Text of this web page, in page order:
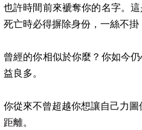
也許時間前來褫奪你的名字。
死亡時必得摒除身份，一絲不掛
曾經的你相似於你麼？你如今
益良多。
你從來不曾超越你想讓自己力圖
距離。